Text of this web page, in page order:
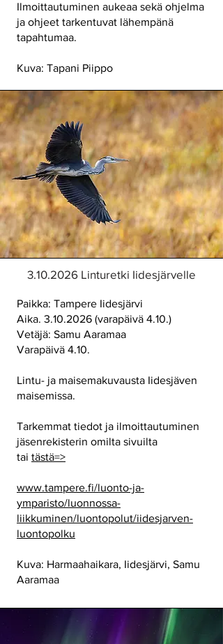
Ilmoittautuminen aukeaa sekä ohjelma
ja ohjeet tarkentuvat lähempänä
tapahtumaa.
Kuva: Tapani Piippo
3.10.2026 Linturetki Iidesjärvelle
Paikka: Tampere Iidesjärvi
Aika. 3.10.2026 (varapäivä 4.10.)
Vetäjä: Samu Aaramaa
Varapäivä 4.10.
Lintu- ja maisemakuvausta Iidesjäven
maisemissa.
Tarkemmat tiedot ja ilmoittautuminen
jäsenrekisterin omilta sivuilta
tai tästä=>
www.tampere.fi/luonto-ja-
ymparisto/luonnossa-
liikkuminen/luontopolut/iidesjarven-
luontopolku
Kuva: Harmaahaikara, Iidesjärvi, Samu
Aaramaa